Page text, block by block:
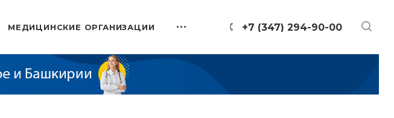
+7 (347) 294-90-00
МЕДИЦИНСКИЕ ОРГАНИЗАЦИИ